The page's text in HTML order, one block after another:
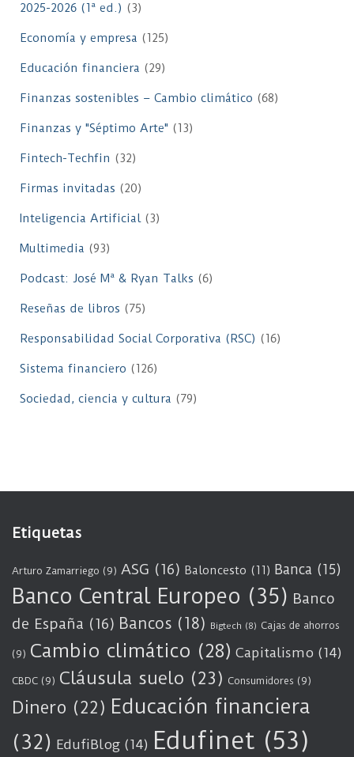
2025-2026 (1ª ed.) (3)
Economía y empresa (125)
Educación financiera (29)
Finanzas sostenibles – Cambio climático (68)
Finanzas y "Séptimo Arte" (13)
Fintech-Techfin (32)
Firmas invitadas (20)
Inteligencia Artificial(3)
Multimedia (93)
Podcast: José Mª & Ryan Talks (6)
Reseñas de libros (75)
Responsabilidad Social Corporativa (RSC) (16)
Sistema financiero (126)
Sociedad, ciencia y cultura (79)
Etiquetas
Arturo Zamarriego (9) ASG (16) Baloncesto (11) Banca (15)
Banco Central Europeo (35) Banco
de España (16) Bancos (18) Bigtech (8) Cajas de ahorros
(9) Cambio climático (28) Capitalismo (14)
CBDC (9) Cláusula suelo (23) Consumidores (9)
Dinero (22) Educación financiera
(32) EdufiBlog (14) Edufinet (53)